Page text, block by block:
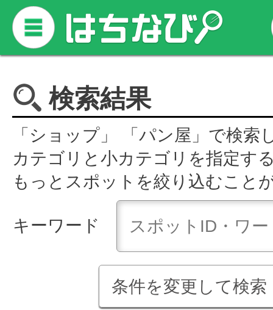
検索結果
「ショップ」 「パン屋」で検索
カテゴリと小カテゴリを指定す
もっとスポットを絞り込むこと
キーワード
条件を変更して検索